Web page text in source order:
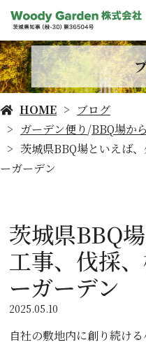
HOME
ブログ
ガーデン便り /BBQ場か
茨城県BBQ場といえば
ーガーデン
茨城県BBQ
工事、伐採
ーガーデン
2025.05.10
自社の敷地内に創り続け